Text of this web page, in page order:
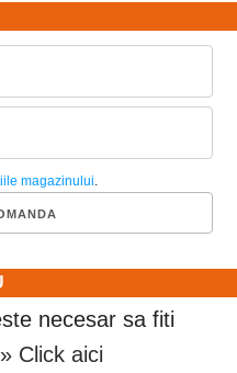
magazinului
necesar sa fiti
» Click aici